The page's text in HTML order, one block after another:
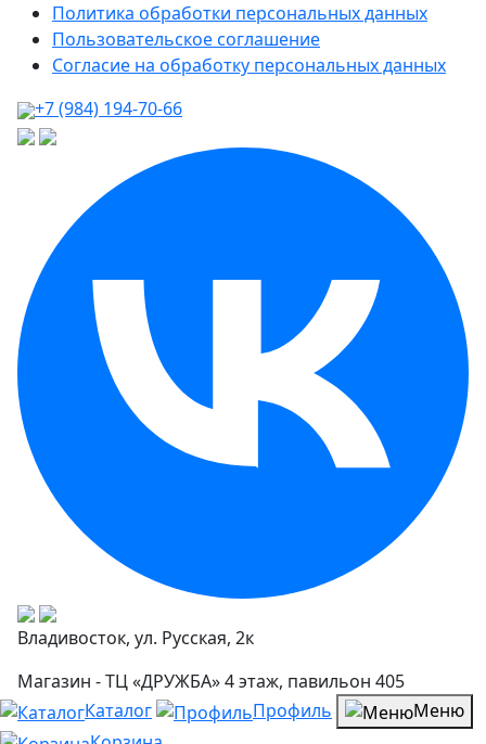
Политика обработки персональных данных
Пользовательское соглашение
Согласие на обработку персональных данных
+7 (984) 194-70-66
Владивосток, ул. Русская, 2к
Магазин - ТЦ «ДРУЖБА» 4 этаж, павильон 405
Каталог
Профиль
Меню